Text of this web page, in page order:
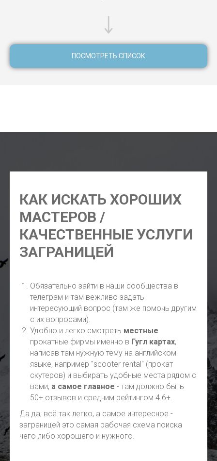
ПОСМОТРЕТЬ СПИСОК
КАК ИСКАТЬ ХОРОШИХ
МАСТЕРОВ /
КАЧЕСТВЕННЫЕ УСЛУГИ
ЗАГРАНИЦЕЙ
Обязательно зайти в наши сообщества в
телеграм и там вежливо задать
интересующий вопрос (там же помочь другим
с их вопросами).
Удобно и легко смотреть местные
прокатные фирмы именно в Гугл картах,
написав там нужную тему на английском
языке, например "scooter rental" (прокат
скутеров) и выбирать удобные места рядом с
вами, а самое главное - там должно быть
50+ отзывов и средним рейтингом 4.6+.
Да да, всё так легко, а самое интересное -
заграницей это самая рабочая схема поиска
чего либо хорошего и нужного.